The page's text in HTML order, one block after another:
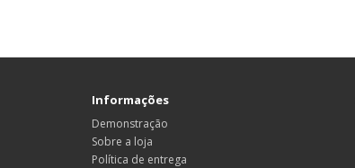
Informações
Demonstração
Sobre a loja
Política de entrega